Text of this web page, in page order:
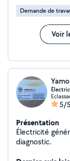
Demande de
Voir
5/5
Présentation
Électricité
diagnostic.